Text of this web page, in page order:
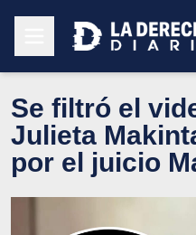
Se filtró el
Julieta
por el juicio